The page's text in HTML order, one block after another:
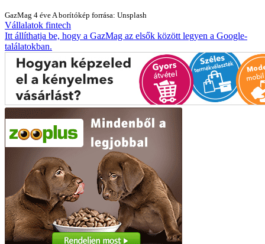
GazMag 4 éve A borítókép forrása: Unsplash
Vállalatok fintech
Itt állíthatja be, hogy a GazMag az elsők között legyen a Google-
találatokban.